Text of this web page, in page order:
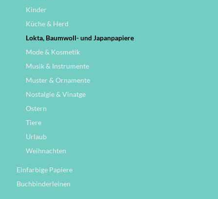
Kinder
Küche & Herd
Lokta, Baumwoll- und Japanpapiere
Mode & Kosmetik
Musik & Instrumente
Muster & Ornamente
Nostalgie & Vinatge
Ostern
Tiere
Urlaub
Weihnachten
Einfarbige Papiere
Buchbinderleinen